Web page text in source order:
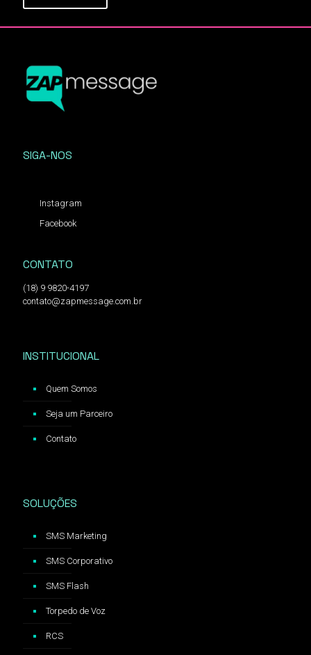
SIGA-NOS
Instagram
Facebook
CONTATO
(18) 9 9820-4197
contato@zapmessage.com.br
INSTITUCIONAL
Quem Somos
Seja um Parceiro
Contato
SOLUÇÕES
SMS Marketing
SMS Corporativo
SMS Flash
Torpedo de Voz
RCS